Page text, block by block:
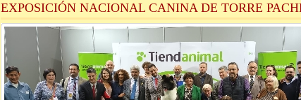
EXPOSICIÓN NACIONAL CANINA DE TORRE